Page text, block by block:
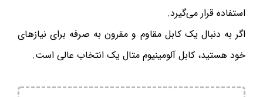
استفاده قرار می‌گیرد.
اگر به دنبال یک کابل مقاوم و مقرون به صرفه برای نیازهای
خود هستید، کابل آلومینیوم متال یک انتخاب عالی است.